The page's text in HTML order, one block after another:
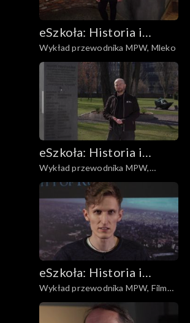
eSzkoła: Historia i
Literatura
Wykład przewodnika MPW, Mleko
eSzkoła: Historia i
Literatura
Wykład przewodnika MPW,
Budynek MPW
eSzkoła: Historia i
Literatura
Wykład przewodnika MPW, Film
„Miasto ruin”